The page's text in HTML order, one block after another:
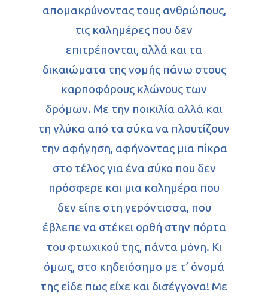
απομακρύνοντας τους ανθρώπους,
τις καλημέρες που δεν
επιτρέπονται, αλλά και τα
δικαιώματα της νομής πάνω στους
καρποφόρους κλώνους των
δρόμων. Με την ποικιλία αλλά και
τη γλύκα από τα σύκα να πλουτίζουν
την αφήγηση, αφήνοντας μια πίκρα
στο τέλος για ένα σύκο που δεν
πρόσφερε και μια καλημέρα που
δεν είπε στη γερόντισσα, που
έβλεπε να στέκει ορθή στην πόρτα
του φτωχικού της, πάντα μόνη. Κι
όμως, στο κηδειόσημο με τ’ όνομά
της είδε πως είχε και δισέγγονα! Με